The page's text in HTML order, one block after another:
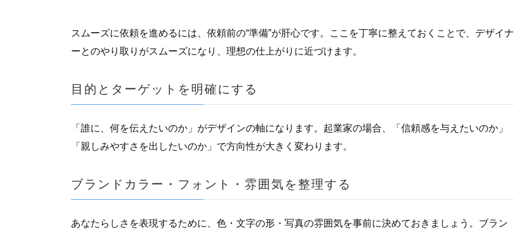
スムーズに依頼を進めるには、依頼前の“準備”が肝心です。ここを丁寧に整えておくことで、デザイナ
ーとのやり取りがスムーズになり、理想の仕上がりに近づけます。
目的とターゲットを明確にする
「誰に、何を伝えたいのか」がデザインの軸になります。起業家の場合、「信頼感を与えたいのか」
「親しみやすさを出したいのか」で方向性が大きく変わります。
ブランドカラー・フォント・雰囲気を整理する
あなたらしさを表現するために、色・文字の形・写真の雰囲気を事前に決めておきましょう。ブラン